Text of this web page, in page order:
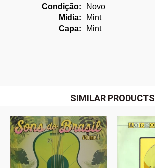
Condição:
Novo
Midia:
Mint
Capa:
Mint
SIMILAR PRODUCTS